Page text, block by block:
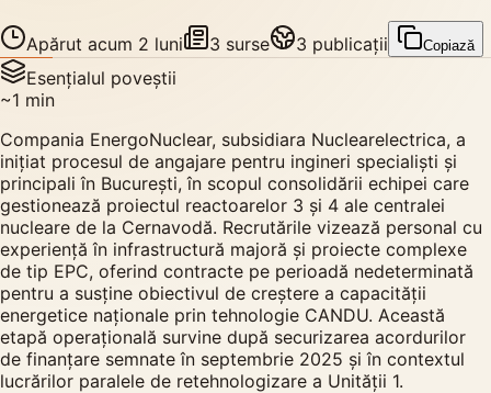
Apărut acum 2 luni 3 surse 3 publicații Copiază
Esențialul poveștii
~1 min
Compania EnergoNuclear, subsidiara Nuclearelectrica, a
inițiat procesul de angajare pentru ingineri specialiști și
principali în București, în scopul consolidării echipei care
gestionează proiectul reactoarelor 3 și 4 ale centralei
nucleare de la Cernavodă. Recrutările vizează personal cu
experiență în infrastructură majoră și proiecte complexe
de tip EPC, oferind contracte pe perioadă nedeterminată
pentru a susține obiectivul de creștere a capacității
energetice naționale prin tehnologie CANDU. Această
etapă operațională survine după securizarea acordurilor
de finanțare semnate în septembrie 2025 și în contextul
lucrărilor paralele de retehnologizare a Unității 1.